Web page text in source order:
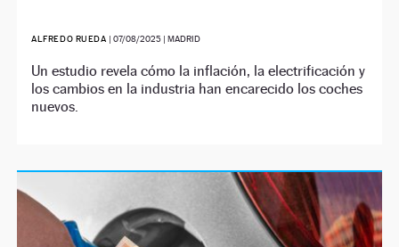
ALFREDO RUEDA | 07/08/2025| MADRID
Un estudio revela cómo la inflación, la electrificación y
los cambios en la industria han encarecido los coches
nuevos.